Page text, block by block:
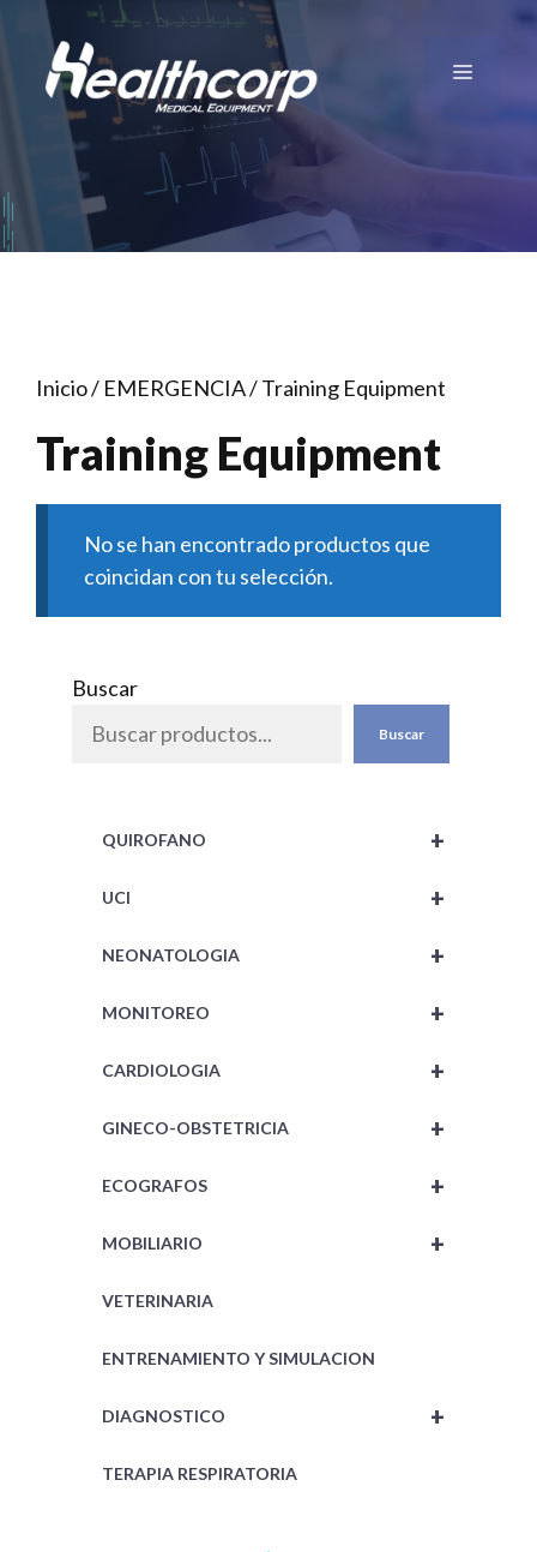
Saltar
contenido
Menú
Inicio/ EMERGENCIA/ Training Equipment
Training Equipment
No se han encontrado productos que
coincidan con tu selección.
Buscar
Buscar
+
QUIROFANO
+
UCI
+
NEONATOLOGIA
+
MONITOREO
+
CARDIOLOGIA
+
GINECO-OBSTETRICIA
+
ECOGRAFOS
+
MOBILIARIO
VETERINARIA
ENTRENAMIENTO Y SIMULACION
+
DIAGNOSTICO
TERAPIA RESPIRATORIA